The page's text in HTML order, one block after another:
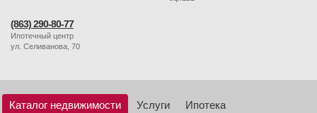
(863) 290-80-77
Ипотечный центр
ул. Селиванова, 70
Каталог недвижимости Услуги
Ипотека